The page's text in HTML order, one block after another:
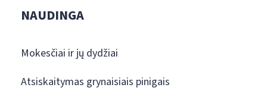
NAUDINGA
Mokesčiai ir jų dydžiai
Atsiskaitymas grynaisiais pinigais